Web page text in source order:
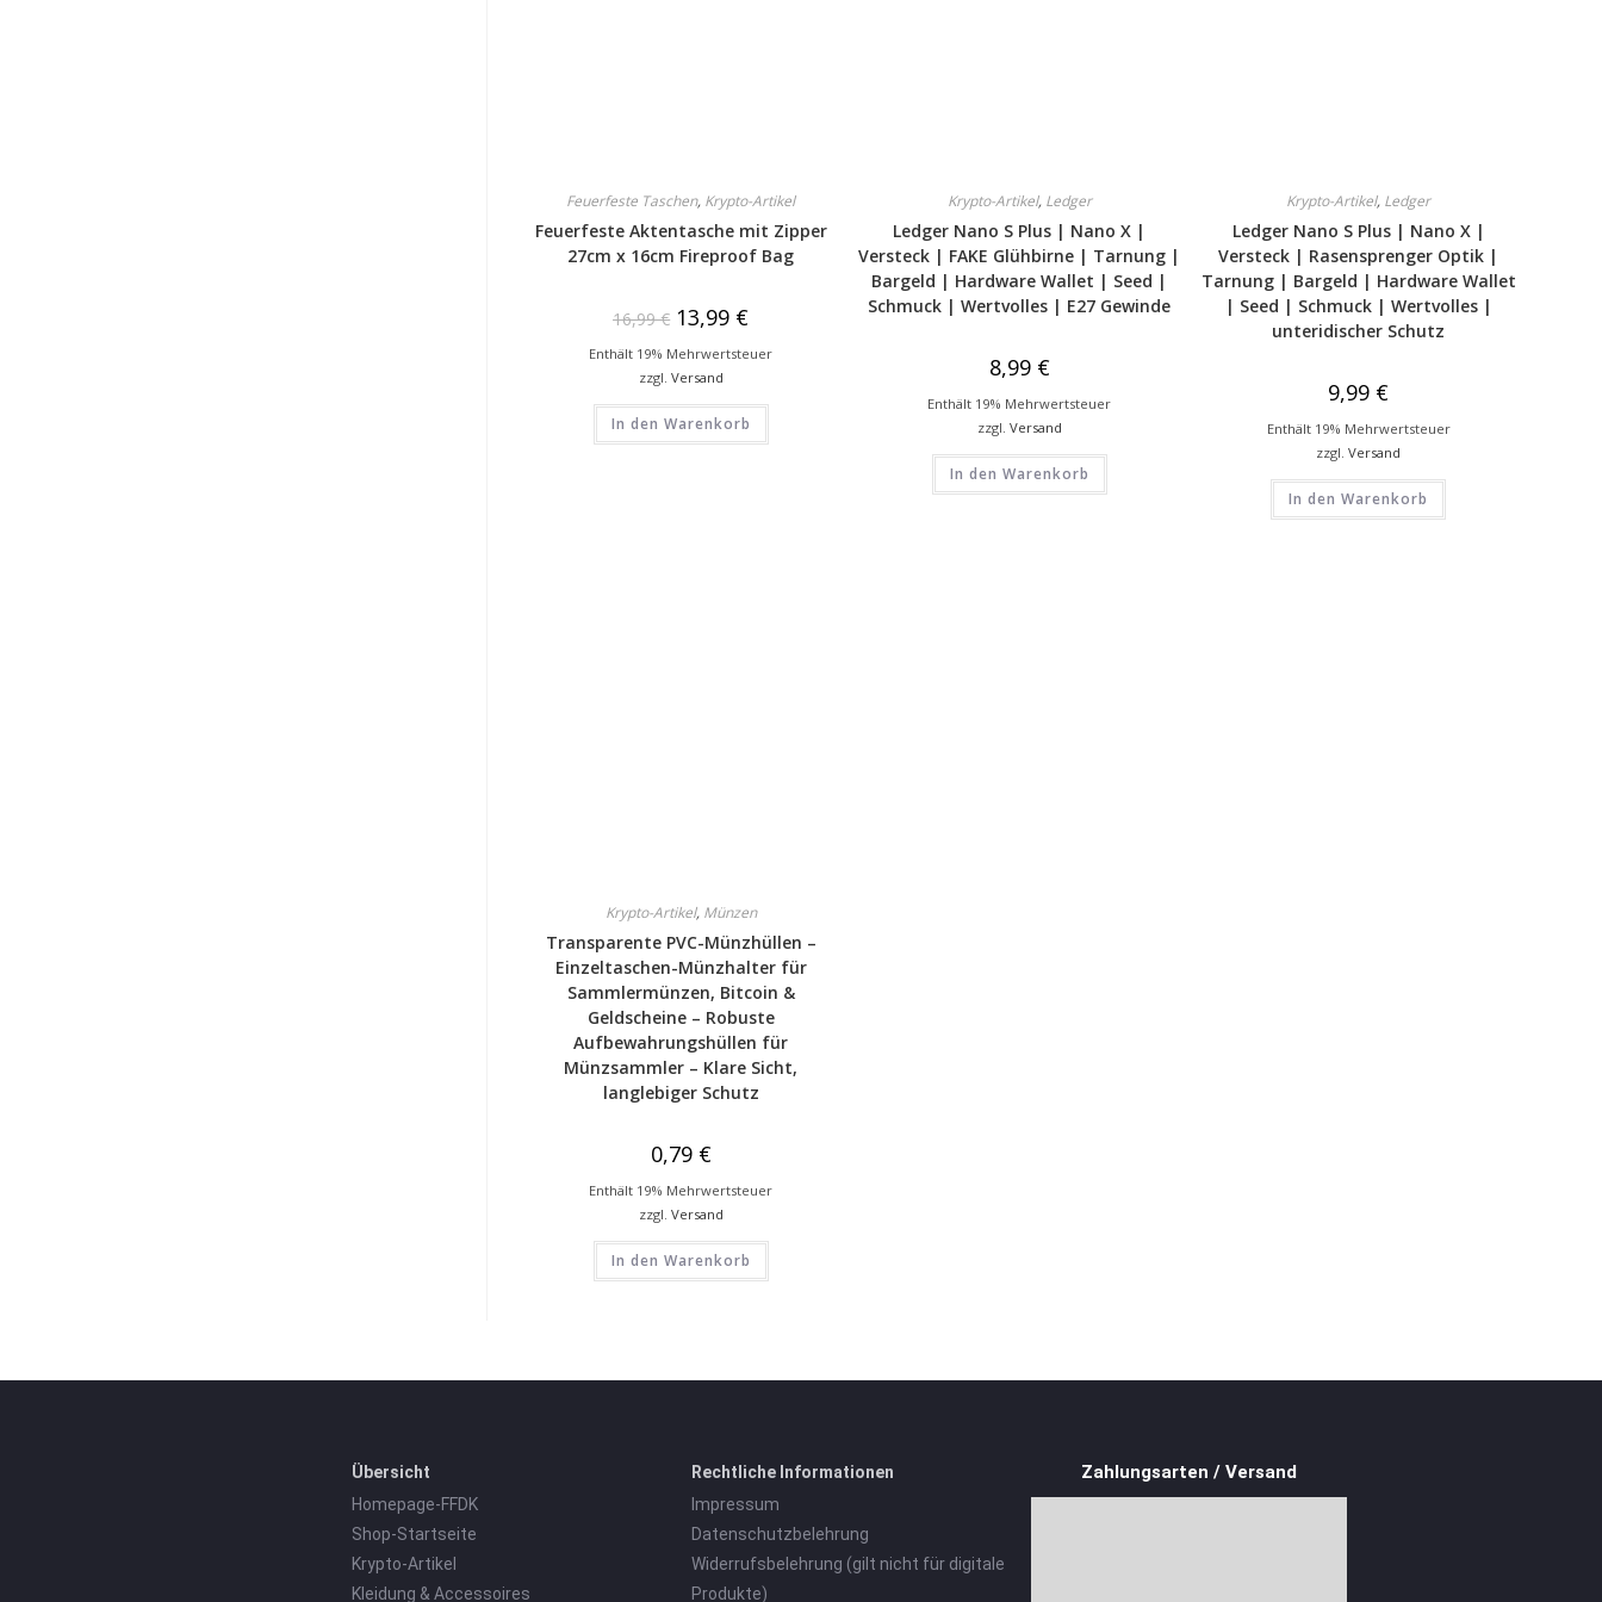
Feuerfeste Taschen, Krypto-Artikel
Feuerfeste Aktentasche mit Zipper
27cm x 16cm Fireproof Bag
16,99€ 13,99 €
Enthält 19% Mehrwertsteuer
zzgl. Versand
In den Warenkorb
Krypto-Artikel, Ledger
Ledger Nano S Plus | Nano X |
Versteck | FAKE Glühbirne | Tarnung |
Bargeld | Hardware Wallet | Seed |
Schmuck | Wertvolles | E27 Gewinde
8,99 €
Enthält 19% Mehrwertsteuer
zzgl. Versand
In den Warenkorb
Krypto-Artikel, Ledger
Ledger Nano S Plus | Nano X |
Versteck | Rasensprenger Optik |
Tarnung | Bargeld | Hardware Wallet
| Seed | Schmuck | Wertvolles |
unteridischer Schutz
9,99 €
Enthält 19% Mehrwertsteuer
zzgl.Versand
In den Warenkorb
Krypto-Artikel, Münzen
Transparente PVC-Münzhüllen –
Einzeltaschen-Münzhalter für
Sammlermünzen, Bitcoin &
Geldscheine – Robuste
Aufbewahrungshüllen für
Münzsammler – Klare Sicht,
langlebiger Schutz
0,79 €
Enthält 19% Mehrwertsteuer
zzgl. Versand
In den Warenkorb
Übersicht
Homepage-FFDK
Shop-Startseite
Krypto-Artikel
Kleidung & Accessoires
Rechtliche Informationen
Impressum
Datenschutzbelehrung
Widerrufsbelehrung (gilt nicht für digitale
Produkte)
Zahlungsarten / Versand